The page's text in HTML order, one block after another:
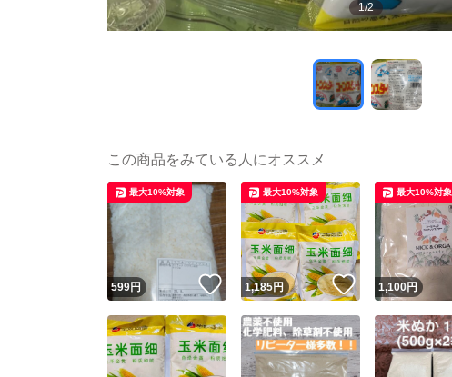
1/2
この商品をみている人にオススメ
599円 いいね！
最大10%対象
1,185円 いいね！
最大10%対象
1,100円
最大10%対象